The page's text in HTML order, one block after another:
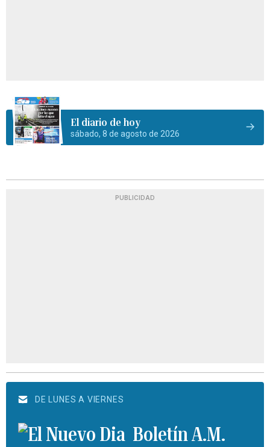
El diario de hoy
sábado, 8 de agosto de 2026
PUBLICIDAD
DE LUNES A VIERNES
Boletín A.M.